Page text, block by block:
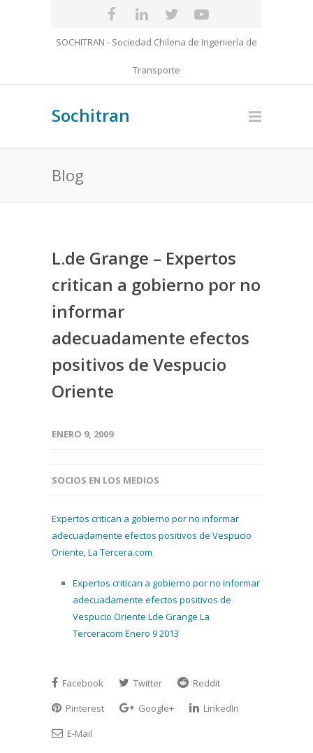
SOCHITRAN - Sociedad Chilena de Ingeniería de
Transporte
Sochitran
Blog
L.de Grange – Expertos
critican a gobierno por no
informar
adecuadamente efectos
positivos de Vespucio
Oriente
ENERO 9, 2009
SOCIOS EN LOS MEDIOS
Expertos critican a gobierno por no informar
adecuadamente efectos positivos de Vespucio
Oriente, La Tercera.com
Expertos critican a gobierno por no informar
adecuadamente efectos positivos de
Vespucio Oriente Lde Grange La
Terceracom Enero 9 2013
Facebook Twitter
Reddit
Pinterest
Google+
LinkedIn
E-Mail